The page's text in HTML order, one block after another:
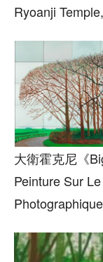
Ryoanji
大衛霍克尼《
Peinture Sur